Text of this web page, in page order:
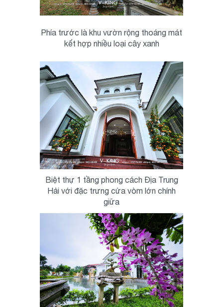
Phía trước là khu vườn rộng thoáng mát
kết hợp nhiều loại cây xanh
Biệt thự 1 tầng phong cách Địa Trung
Hải với đặc trưng cửa vòm lớn chính
giữa